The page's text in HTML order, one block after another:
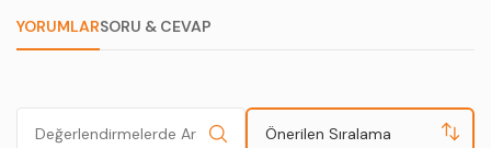
YORUMLARSORU & CEVAP
Önerilen Sıralama